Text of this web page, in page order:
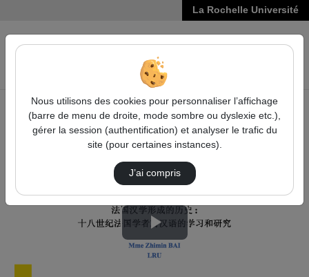
La Rochelle Université
VIDÉOS
Accueil Vidéos Session 3 : Mme Zhimin BAI, LRU
Lire
Nous utilisons des cookies pour personnaliser l’affichage
(barre de menu de droite, mode sombre ou dyslexie etc.),
gérer la session (authentification) et analyser le trafic du
site (pour certaines instances).
J’ai compris